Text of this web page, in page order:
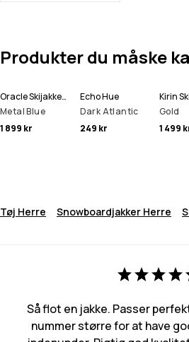
Produkter du måske
Oracle Skijakke Herre
Metal Blue
1 899 kr
Echo Hue
Dark Atlantic
249 kr
Gold
1 499
Tøj Herre Snowboardjakker Herre
Så flot en jakke. Passer
nummer større for at have